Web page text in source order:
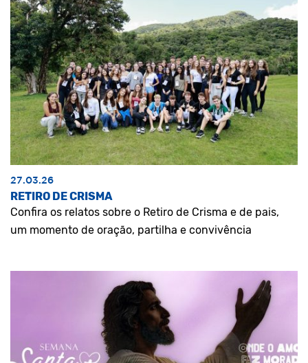
27.03.26
RETIRO DE CRISMA
Confira os relatos sobre o Retiro de Crisma e de pais,
um momento de oração, partilha e convivência